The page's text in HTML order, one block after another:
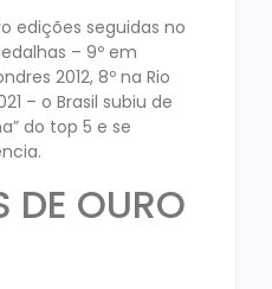
edições seguidas no
– 9º em
2012, 8º na Rio
– o Brasil subiu de
do top 5 e se
DE OURO